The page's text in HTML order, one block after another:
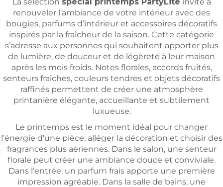
renouveler l’ambiance de votre intérieur avec des
bougies, parfums d’intérieur et accessoires décoratifs
inspirés par la fraîcheur de la saison. Cette catégorie
s’adresse aux personnes qui souhaitent apporter plus
de lumière, de douceur et de légèreté à leur maison
après les mois froids. Notes florales, accords fruités,
senteurs fraîches, couleurs tendres et objets décoratifs
raffinés permettent de créer une atmosphère
printanière élégante, accueillante et subtilement
luxueuse.
Le printemps est le moment idéal pour changer
l’énergie d’une pièce, alléger la décoration et choisir des
fragrances plus aériennes. Dans le salon, une senteur
florale peut créer une ambiance douce et conviviale.
Dans l’entrée, un parfum frais apporte une première
impression agréable. Dans la salle de bains, une